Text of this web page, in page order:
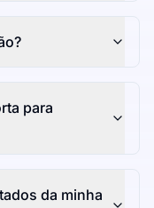
para
da minha